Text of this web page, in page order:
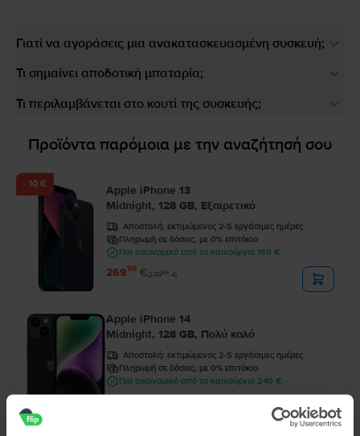
Γιατί να αγοράσεις μια ανακατασκευασμένη συσκευή;
Τι σημαίνει αποδοτική μπαταρία;
Τι περιλαμβάνεται στο κουτί της συσκευής;
Προϊόντα παρόμοια με την αναζήτησή σου
- 10 €
Apple iPhone 13
Midnight, 128 GB, Εξαιρετικό
Αποστολή: εκτιμώμενος 2-5 εργάσιμες ημέρες
Πληρωμή σε δόσεις, με 0% επιτόκιο
Πιο οικονομικό από το καινούργιο 180 €
26999 €27999€
Apple iPhone 14
Midnight, 128 GB, Πολύ καλό
Αποστολή: εκτιμώμενος 2-5 εργάσιμες ημέρες
Πληρωμή σε δόσεις, με 0% επιτόκιο
Πιο οικονομικό από το καινούργιο 240 €
99